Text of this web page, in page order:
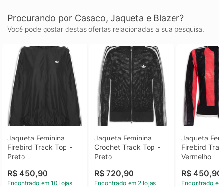
Procurando por Casaco, Jaqueta e Blazer?
Você pode gostar destas ofertas relacionadas a sua pesquisa.
Jaqueta Feminina
Firebird Track Top -
Preto
R$ 450,90
Encontrado em 10 lojas
Jaqueta Feminina
Crochet Track Top -
Preto
R$ 720,90
Encontrado em 2 lojas
Jaqueta
Firebird
Vermelho
R$
Encontrado